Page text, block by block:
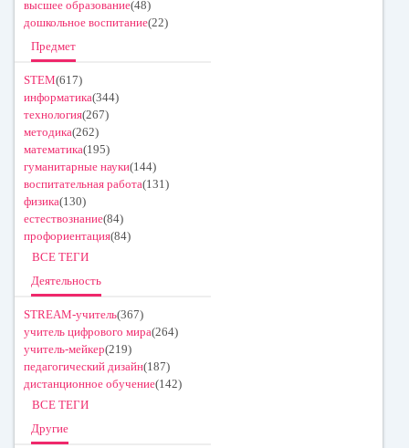
высшее образование(48)
дошкольное воспитание(22)
Предмет
STEM(617)
информатика(344)
технология(267)
методика(262)
математика(195)
гуманитарные науки(144)
воспитательная работа(131)
физика(130)
естествознание(84)
профориентация(84)
ВСЕ ТЕГИ
Деятельность
STREAM-учитель(367)
учитель цифрового мира(264)
учитель-мейкер(219)
педагогический дизайн(187)
дистанционное обучение(142)
ВСЕ ТЕГИ
Другие